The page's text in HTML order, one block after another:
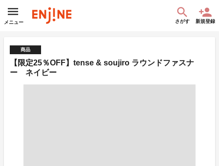
メニュー さがす 新規登録
商品
【限定25％OFF】tense & soujiro ラウンドファスナ
ー ネイビー